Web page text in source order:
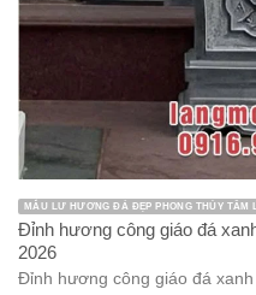
MẪU LƯ HƯƠNG ĐÁ ĐẸP PHONG THỦY TÂM
Đỉnh hương công giáo đá
2026
Đỉnh hương công giáo đá